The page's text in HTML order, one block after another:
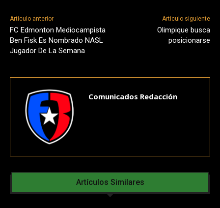
Artículo anterior
FC Edmonton Mediocampista
Ben Fisk Es Nombrado NASL
Jugador De La Semana
Artículo siguiente
Olimpique busca
posicionarse
Comunicados Redacción
Artículos Similares